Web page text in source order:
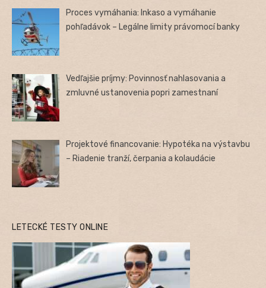
Proces vymáhania: Inkaso a vymáhanie
pohľadávok – Legálne limity právomocí banky
Vedľajšie príjmy: Povinnosť nahlasovania a
zmluvné ustanovenia popri zamestnaní
Projektové financovanie: Hypotéka na výstavbu
– Riadenie tranží, čerpania a kolaudácie
LETECKÉ TESTY ONLINE